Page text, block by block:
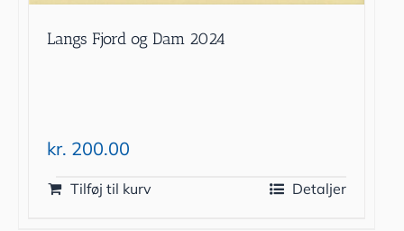
Langs Fjord og Dam 2024
kr. 200.00
Tilføj til kurv Detaljer